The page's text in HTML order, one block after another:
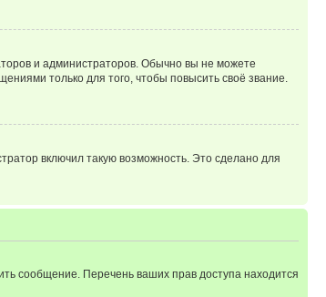
и администраторов. Обычно вы не можете
только для того, чтобы повысить своё звание.
включил такую возможность. Это сделано для
сообщение. Перечень ваших прав доступа находится